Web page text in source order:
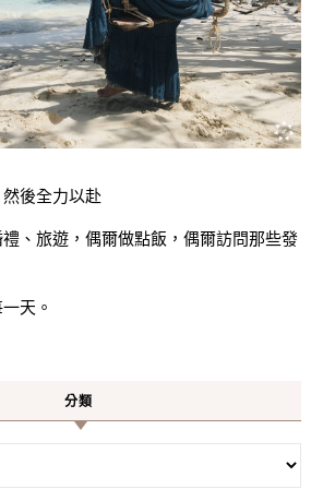
後全力以赴
、旅遊，偶爾做點飯，偶爾訪問那些發
天。
分類